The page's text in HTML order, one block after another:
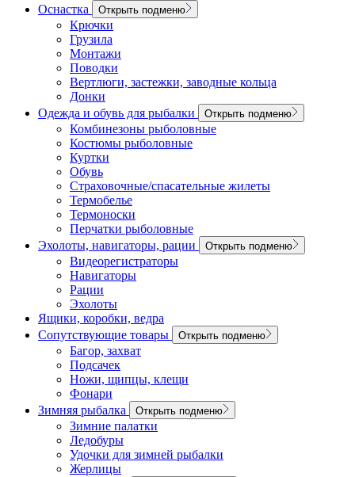
Оснастка
Открыть подменю
Крючки
Грузила
Монтажи
Поводки
Вертлюги, застежки, заводные кольца
Донки
Одежда и обувь для рыбалки
Открыть подменю
Комбинезоны рыболовные
Костюмы рыболовные
Куртки
Обувь
Страховочные/спасательные жилеты
Термобелье
Термоноски
Перчатки рыболовные
Эхолоты, навигаторы, рации
Открыть подменю
Видеорегистраторы
Навигаторы
Рации
Эхолоты
Ящики, коробки, ведра
Сопутствующие товары
Открыть подменю
Багор, захват
Подсачек
Ножи, щипцы, клещи
Фонари
Зимняя рыбалка
Открыть подменю
Зимние палатки
Ледобуры
Удочки для зимней рыбалки
Жерлицы